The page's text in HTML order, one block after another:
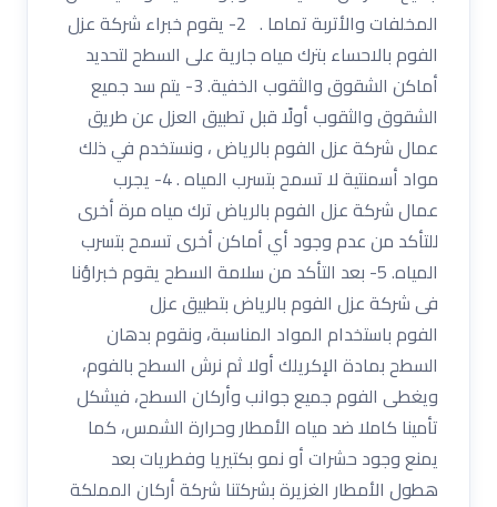
المخلفات والأتربة تماما . 2- يقوم خبراء شركة عزل
الفوم بالاحساء بترك مياه جارية على السطح لتحديد
أماكن الشقوق والثقوب الخفية. 3- يتم سد جميع
الشقوق والثقوب أولًا قبل تطبيق العزل عن طريق
عمال شركة عزل الفوم بالرياض ، ونستخدم في ذلك
مواد أسمنتية لا تسمح بتسرب المياه . 4- يجرب
عمال شركة عزل الفوم بالرياض ترك مياه مرة أخرى
للتأكد من عدم وجود أي أماكن أخرى تسمح بتسرب
المياه. 5- بعد التأكد من سلامة السطح يقوم خبراؤنا
فى شركة عزل الفوم بالرياض بتطبيق عزل
الفوم باستخدام المواد المناسبة، ونقوم بدهان
السطح بمادة الإكريلك أولا ثم نرش السطح بالفوم،
ويغطى الفوم جميع جوانب وأركان السطح، فيشكل
تأمينا كاملا ضد مياه الأمطار وحرارة الشمس، كما
يمنع وجود حشرات أو نمو بكتيريا وفطريات بعد
هطول الأمطار الغزيرة بشركتنا شركة أركان المملكة